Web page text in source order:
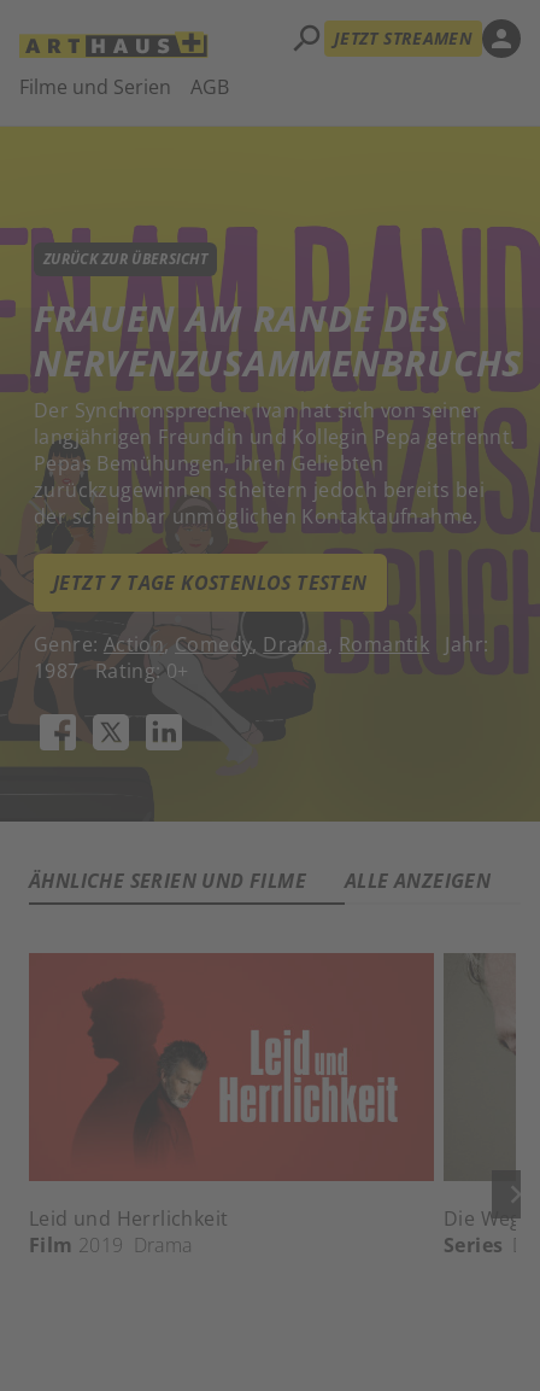
Filme und Serien AGB
search JETZT STREAMEN person
ZURÜCK ZUR ÜBERSICHT
FRAUEN AM RANDE DES
NERVENZUSAMMENBRUCHS
Der Synchronsprecher Ivan hat sich von seiner
langjährigen Freundin und Kollegin Pepa getrennt.
Pepas Bemühungen, ihren Geliebten
zurückzugewinnen scheitern jedoch bereits bei
der scheinbar unmöglichen Kontaktaufnahme.
JETZT 7 TAGE KOSTENLOS TESTEN
Genre: Action, Comedy, Drama, Romantik
Jahr:
1987
Rating: 0+
ÄHNLICHE SERIEN UND FILME ALLE ANZEIGEN
keyboard_arrow_right
Leid und Herrlichkeit
Film 2019 Drama
Die
Series